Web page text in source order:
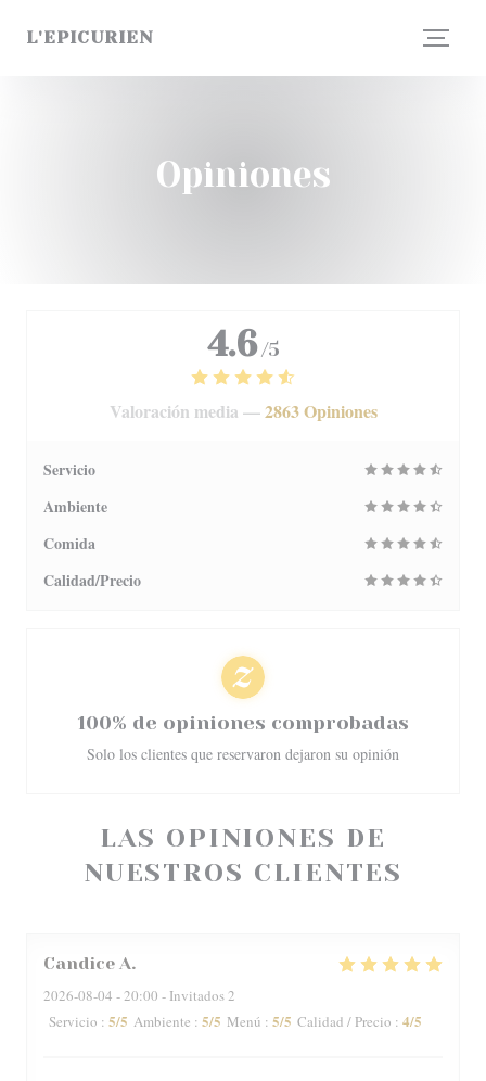
L'EPICURIEN
Opiniones
LAS OPINIONES DE
NUESTROS CLIENTES
Candice A
2026-08-04 - 20:00 - Invitados 2
Servicio : 5/5 Ambiente : 5/5 Menú : 5/5 Calidad / Precio : 4/5
4.6 /5
Valoración media —2863 Opiniones
Servicio
Ambiente
Comida
Calidad/Precio
100% de opiniones comprobadas
Solo los clientes que reservaron dejaron su opinión